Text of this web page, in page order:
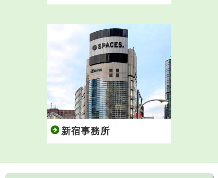
新宿事務所